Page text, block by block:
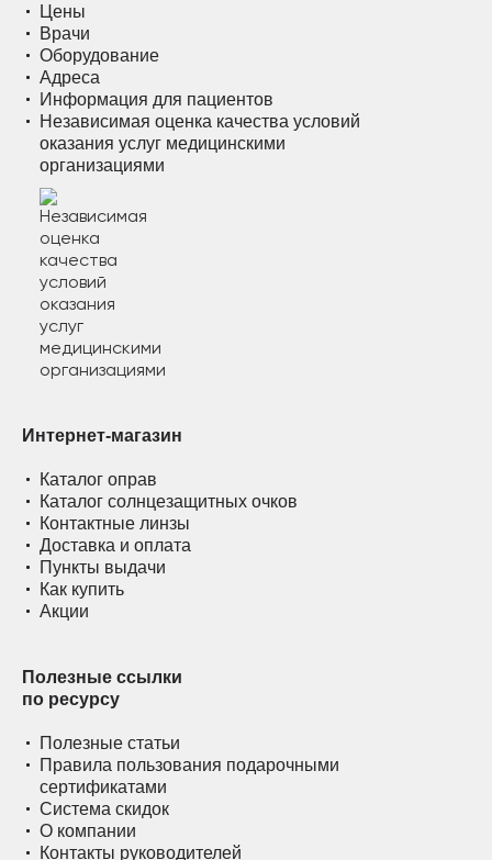
Цены
Врачи
Оборудование
Адреса
Информация для пациентов
Независимая оценка качества условий
оказания услуг медицинскими
организациями
Интернет-магазин
Каталог оправ
Каталог солнцезащитных очков
Контактные линзы
Доставка и оплата
Пункты выдачи
Как купить
Акции
Полезные ссылки
по ресурсу
Полезные статьи
Правила пользования подарочными
сертификатами
Система скидок
О компании
Контакты руководителей